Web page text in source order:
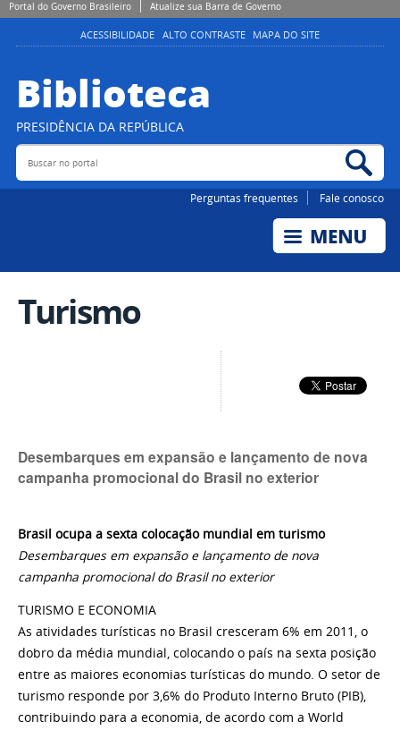
Portal do Governo Brasileiro Atualize sua Barra de Governo
ACESSIBILIDADE ALTO CONTRASTE MAPA DO SITE
Biblioteca
PRESIDÊNCIA DA REPÚBLICA
Buscar no portal
Perguntas frequentes Fale conosco
Turismo
Desembarques em expansão e lançamento de nova
campanha promocional do Brasil no exterior
Brasil ocupa a sexta colocação mundial em turismo
Desembarques em expansão e lançamento de nova
campanha promocional do Brasil no exterior
TURISMO E ECONOMIA
As atividades turísticas no Brasil cresceram 6% em 2011, o
dobro da média mundial, colocando o país na sexta posição
entre as maiores economias turísticas do mundo. O setor de
turismo responde por 3,6% do Produto Interno Bruto (PIB),
contribuindo para a economia, de acordo com a World